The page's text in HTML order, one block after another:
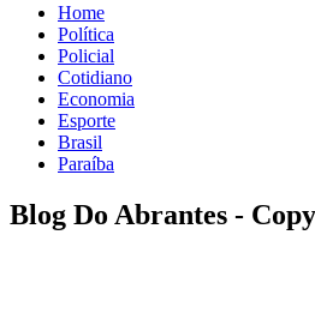
Home
Política
Policial
Cotidiano
Economia
Esporte
Brasil
Paraíba
Blog Do Abrantes -